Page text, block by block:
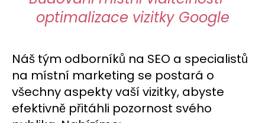
optimalizace vizitky Google
Náš tým odborníků na SEO a specialistů
na místní marketing se postará o
všechny aspekty vaší vizitky, abyste
efektivně přitáhli pozornost svého